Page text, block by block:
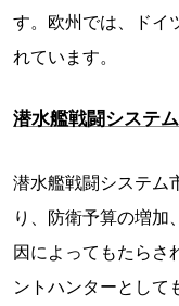
す。欧州では、ドイ
れています。
潜水艦戦闘システ
潜水艦戦闘システム
り、防衛予算の増加
因によってもたらさ
ントハンターとして